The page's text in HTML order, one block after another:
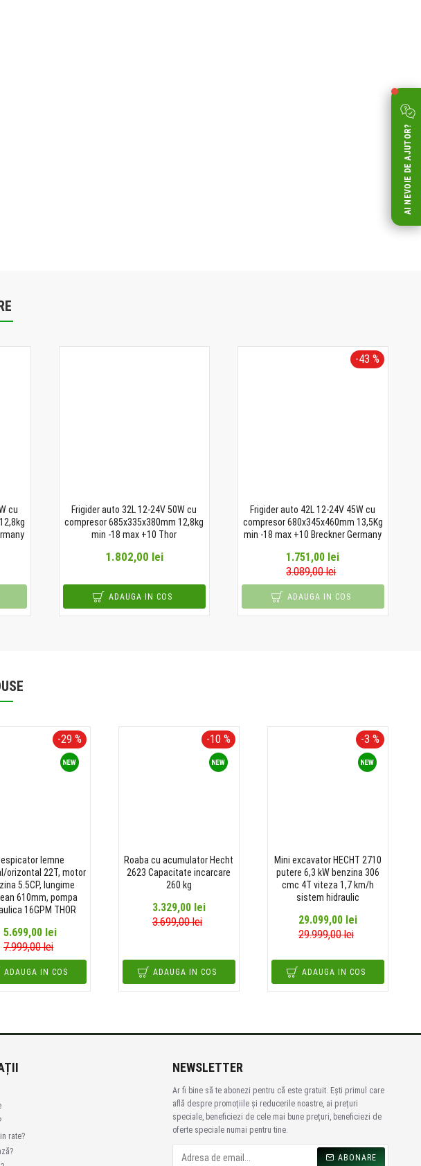
cu
Frigider auto 32L 12-24V 50W cu
compresor 685x335x380mm 12,8kg
min -18 max +10 Thor
1.802,00 lei
ADAUGA IN COS
-43 %
Frigider auto 42L 12-24V 45W cu
compresor 680x345x460mm 13,5Kg
min -18 max +10 Breckner Germany
1.751,00 lei
3.089,00 lei
ADAUGA IN COS
-29 %
lemne
orizontal 22T, motor
5.5CP, lungime
610mm, pompa
16GPM THOR
5.699,00 lei
7.999,00 lei
ADAUGA IN COS
-10 %
Roaba cu acumulator Hecht
2623 Capacitate incarcare
260 kg
3.329,00 lei
3.699,00 lei
ADAUGA IN COS
-3 %
Mini excavator HECHT 2710
putere 6,3 kW benzina 306
cmc 4T viteza 1,7 km/h
sistem hidraulic
29.099,00 lei
29.999,00 lei
ADAUGA IN COS
AI NEVOIE DE AJUTOR?
rate?
NEWSLETTER
Ar fi bine să te abonezi pentru că este gratuit. Ești primul care
află despre promoțiile și reducerile noastre, ai prețuri
speciale, beneficiezi de cele mai bune prețuri, beneficiezi de
oferte speciale numai pentru tine.
ABONARE